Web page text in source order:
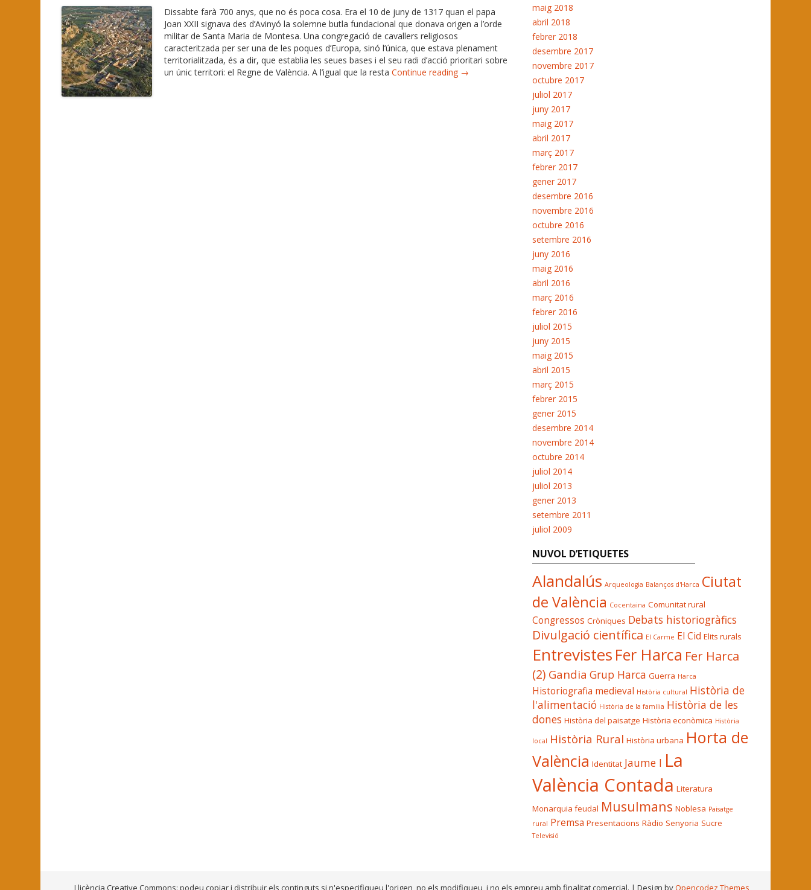
Dissabte farà 700 anys, que no és poca cosa. Era el 10 de juny de 1317 quan el papa
Joan XXII signava des d’Avinyó la solemne butla fundacional que donava origen a l’orde
militar de Santa Maria de Montesa. Una congregació de cavallers religiosos
caracteritzada per ser una de les poques d’Europa, sinó l’única, que estava plenament
territorialitzada, és a dir, que establia les seues bases i el seu radi d’acció prioritari sobre
un únic territori: el Regne de València. A l’igual que la resta Continue reading →
maig 2018
abril 2018
febrer 2018
desembre 2017
novembre 2017
octubre 2017
juliol 2017
juny 2017
maig 2017
abril 2017
març 2017
febrer 2017
gener 2017
desembre 2016
novembre 2016
octubre 2016
setembre 2016
juny 2016
maig 2016
abril 2016
març 2016
febrer 2016
juliol 2015
juny 2015
maig 2015
abril 2015
març 2015
febrer 2015
gener 2015
desembre 2014
novembre 2014
octubre 2014
juliol 2014
juliol 2013
gener 2013
setembre 2011
juliol 2009
NUVOL D’ETIQUETES
Alandalús Arqueologia Balanços d'Harca Ciutat
de València Cocentaina Comunitat rural
Congressos Cròniques Debats historiogràfics
Divulgació científica El Carme El Cid Elits rurals
Entrevistes Fer Harca Fer Harca
(2) Gandia Grup Harca Guerra Harca
Historiografia medieval Història cultural Història de
l'alimentació Història de la família Història de les
dones Història del paisatge Història econòmica Història
local Història Rural Història urbana Horta de
València Identitat Jaume I La
València Contada Literatura
Monarquia feudal Musulmans Noblesa Paisatge
rural Premsa Presentacions Ràdio Senyoria Sucre
Televisió
Llicència Creative Commons: podeu copiar i distribuir els continguts si n'especifiqueu l'origen, no els modifiqueu, i no els empreu amb finalitat comercial. | Design byOpencodez Themes